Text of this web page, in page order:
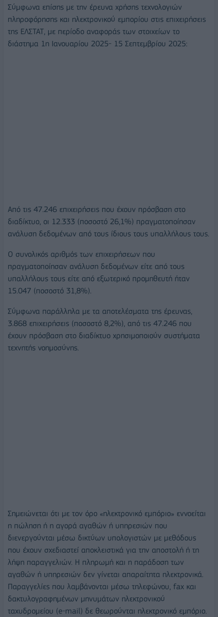
Σύμφωνα επίσης με την έρευνα χρήσης τεχνολογιών
πληροφόρησης και ηλεκτρονικού εμπορίου στις επιχειρήσεις
της ΕΛΣΤΑΤ, με περίοδο αναφοράς των στοιχείων το
διάστημα 1η Ιανουαρίου 2025- 15 Σεπτεμβρίου 2025:
Από τις 47.246 επιχειρήσεις που έχουν πρόσβαση στο
διαδίκτυο, οι 12.333 (ποσοστό 26,1%) πραγματοποίησαν
ανάλυση δεδομένων από τους ίδιους τους υπαλλήλους τους.
Ο συνολικός αριθμός των επιχειρήσεων που
πραγματοποίησαν ανάλυση δεδομένων είτε από τους
υπαλλήλους τους είτε από εξωτερικό προμηθευτή ήταν
15.047 (ποσοστό 31,8%).
Σύμφωνα παράλληλα με τα αποτελέσματα της έρευνας,
3.868 επιχειρήσεις (ποσοστό 8,2%), από τις 47.246 που
έχουν πρόσβαση στο διαδίκτυο χρησιμοποιούν συστήματα
τεχνητής νοημοσύνης.
Σημειώνεται ότι με τον όρο «ηλεκτρονικό εμπόριο» εννοείται
η πώληση ή η αγορά αγαθών ή υπηρεσιών που
διενεργούνται μέσω δικτύων υπολογιστών με μεθόδους
που έχουν σχεδιαστεί αποκλειστικά για την αποστολή ή τη
λήψη παραγγελιών. Η πληρωμή και η παράδοση των
αγαθών ή υπηρεσιών δεν γίνεται απαραίτητα ηλεκτρονικά.
Παραγγελίες που λαμβάνονται μέσω τηλεφώνου, fax και
δακτυλογραφημένων μηνυμάτων ηλεκτρονικού
ταχυδρομείου (e-mail) δε θεωρούνται ηλεκτρονικό εμπόριο.